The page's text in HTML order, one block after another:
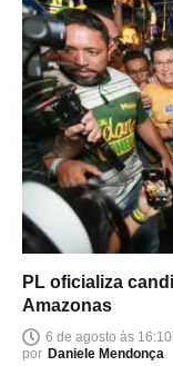
PL oficializa
Amazonas
6 de agosto às
por Daniele Mendonça